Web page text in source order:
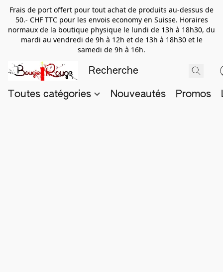
Frais de port offert pour tout achat de produits au-dessus de
50.- CHF TTC pour les envois economy en Suisse. Horaires
normaux de la boutique physique le lundi de 13h à 18h30, du
mardi au vendredi de 9h à 12h et de 13h à 18h30 et le
samedi de 9h à 16h.
Toutes catégories Nouveautés Promos